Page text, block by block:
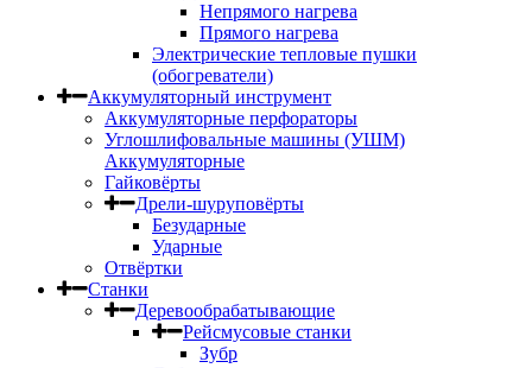
Непрямого нагрева
Прямого нагрева
Электрические тепловые пушки
(обогреватели)
Аккумуляторный инструмент
Аккумуляторные перфораторы
Углошлифовальные машины (УШМ)
Аккумуляторные
Гайковёрты
Дрели-шуруповёрты
Безударные
Ударные
Отвёртки
Станки
Деревообрабатывающие
Рейсмусовые станки
Зубр